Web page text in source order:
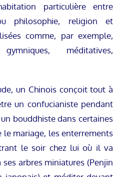
particulière entre
philosophie, religion et
comme, par exemple,
méditatives,
un Chinois conçoit tout à
un confucianiste pendant
bouddhiste dans certaines
le mariage, les enterrements
le soir chez lui où il va
arbres miniatures (Penjin